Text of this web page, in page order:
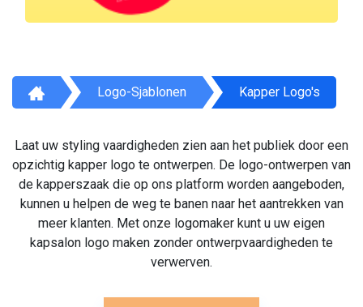
Logo-Sjablonen Kapper Logo's
Laat uw styling vaardigheden zien aan het publiek door een
opzichtig kapper logo te ontwerpen. De logo-ontwerpen van
de kapperszaak die op ons platform worden aangeboden,
kunnen u helpen de weg te banen naar het aantrekken van
meer klanten. Met onze logomaker kunt u uw eigen
kapsalon logo maken zonder ontwerpvaardigheden te
verwerven.